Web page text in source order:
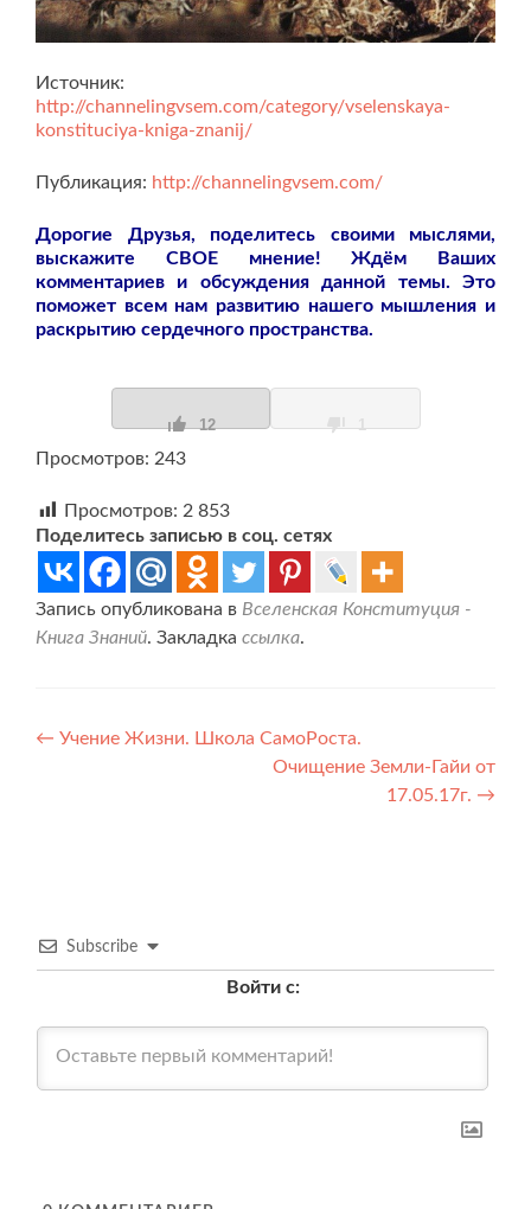
Источник:
http://channelingvsem.com/category/vselenskaya-
konstituciya-kniga-znanij/
Публикация: http://channelingvsem.com/
Дорогие Друзья, поделитесь своими мыслями,
выскажите СВОЕ мнение! Ждём Ваших
комментариев и обсуждения данной темы. Это
поможет всем нам развитию нашего мышления и
раскрытию сердечного пространства.
12
Просмотров: 243
Просмотров: 2 853
Поделитесь записью в соц. сетях
Запись опубликована в Вселенская Конституция -
Книга Знаний. Закладка ссылка.
Навигация
← Учение Жизни. Школа СамоРоста.
Очищение Земли-Гайи от
17.05.17г. →
Subscribe
Войти с: